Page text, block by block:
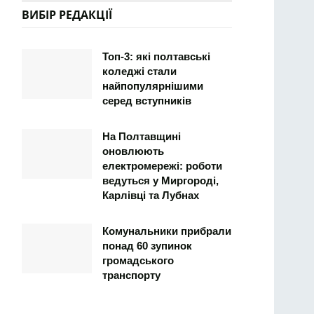
ВИБІР РЕДАКЦІЇ
Топ-3: які полтавські
коледжі стали
найпопулярнішими
серед вступників
На Полтавщині
оновлюють
електромережі: роботи
ведуться у Миргороді,
Карлівці та Лубнах
Комунальники прибрали
понад 60 зупинок
громадського
транспорту